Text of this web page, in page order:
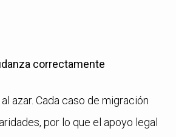
correctamente
azar. Cada caso de migración
por lo que el apoyo legal